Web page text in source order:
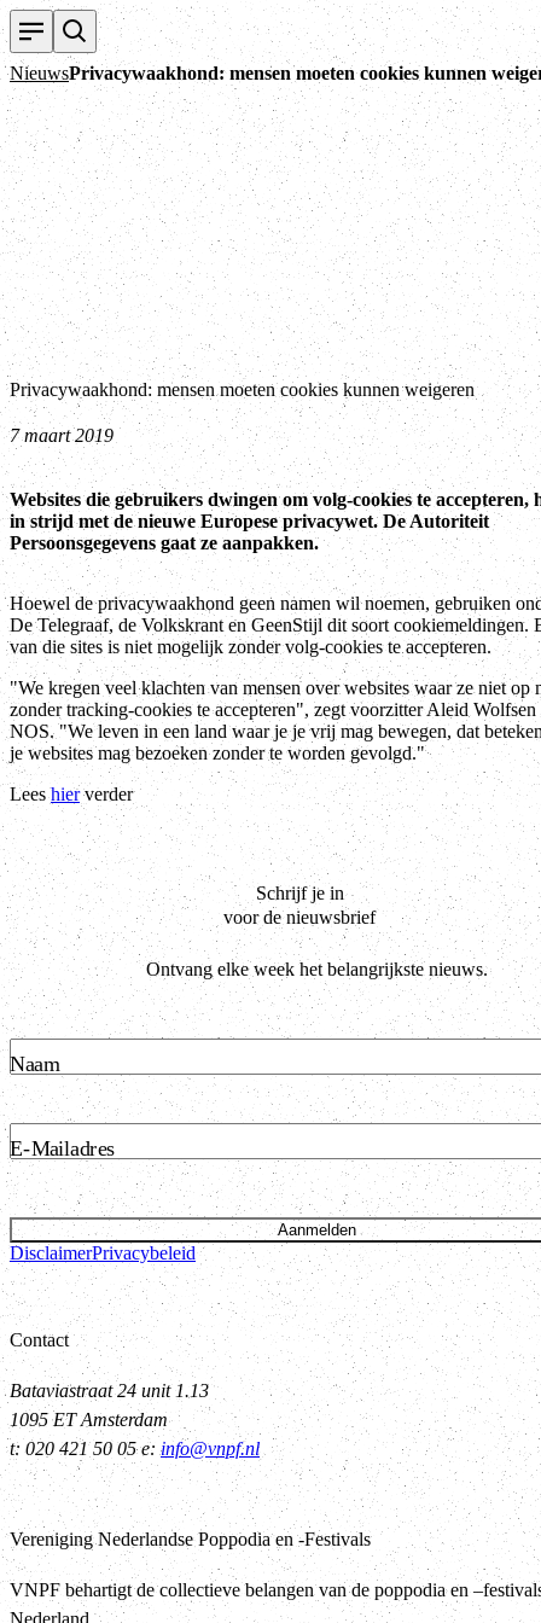
NieuwsPrivacywaakhond: mensen moeten cookies kunnen
Privacywaakhond: mensen moeten cookies kunnen weigeren
7 maart 2019
Websites die gebruikers dwingen om volg-cookies te accepteren,
in strijd met de nieuwe Europese privacywet. De Autoriteit
Persoonsgegevens gaat ze aanpakken.
Hoewel de privacywaakhond geen namen wil noemen, gebruiken
De Telegraaf, de Volkskrant en GeenStijl dit soort cookiemeldingen.
van die sites is niet mogelijk zonder volg-cookies te accepteren.
"We kregen veel klachten van mensen over websites waar ze niet op
zonder tracking-cookies te accepteren", zegt voorzitter Aleid Wolfsen
NOS. "We leven in een land waar je je vrij mag bewegen, dat
je websites mag bezoeken zonder te worden gevolgd."
Leeshierverder
Schrijf je in
voor de nieuwsbrief
Ontvang elke week het belangrijkste nieuws.
Naam
E-Mailadres
Aanmelden
DisclaimerPrivacybeleid
Contact
Bataviastraat 24 unit 1.13
1095 ET Amsterdam
t: 020 421 50 05 e: info@vnpf.nl
Vereniging Nederlandse Poppodia en -Festivals
VNPF behartigt de collectieve belangen van de poppodia en
Nederland